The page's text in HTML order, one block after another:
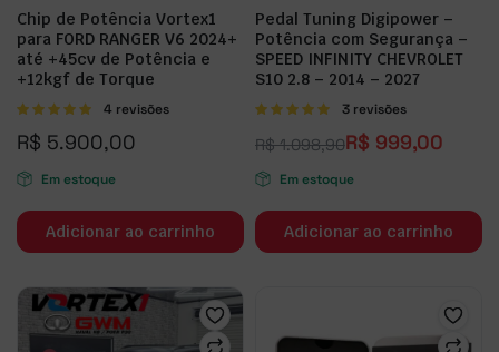
Chip de Potência Vortex1
para FORD RANGER V6 2024+
até +45cv de Potência e
+12kgf de Torque
Avaliação
4 revisões
R$ 5.900,00
Em estoque
Adicionar ao carrinho
Pedal Tuning Digipower –
Potência com Segurança –
SPEED INFINITY CHEVROLET
S10 2.8 – 2014 – 2027
Avaliação
3 revisões
R$1.098,90R$ 999,00
Em estoque
Adicionar ao carrinho